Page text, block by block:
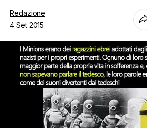
Chi siamo
Contatti
Redazione
4 Set 2015